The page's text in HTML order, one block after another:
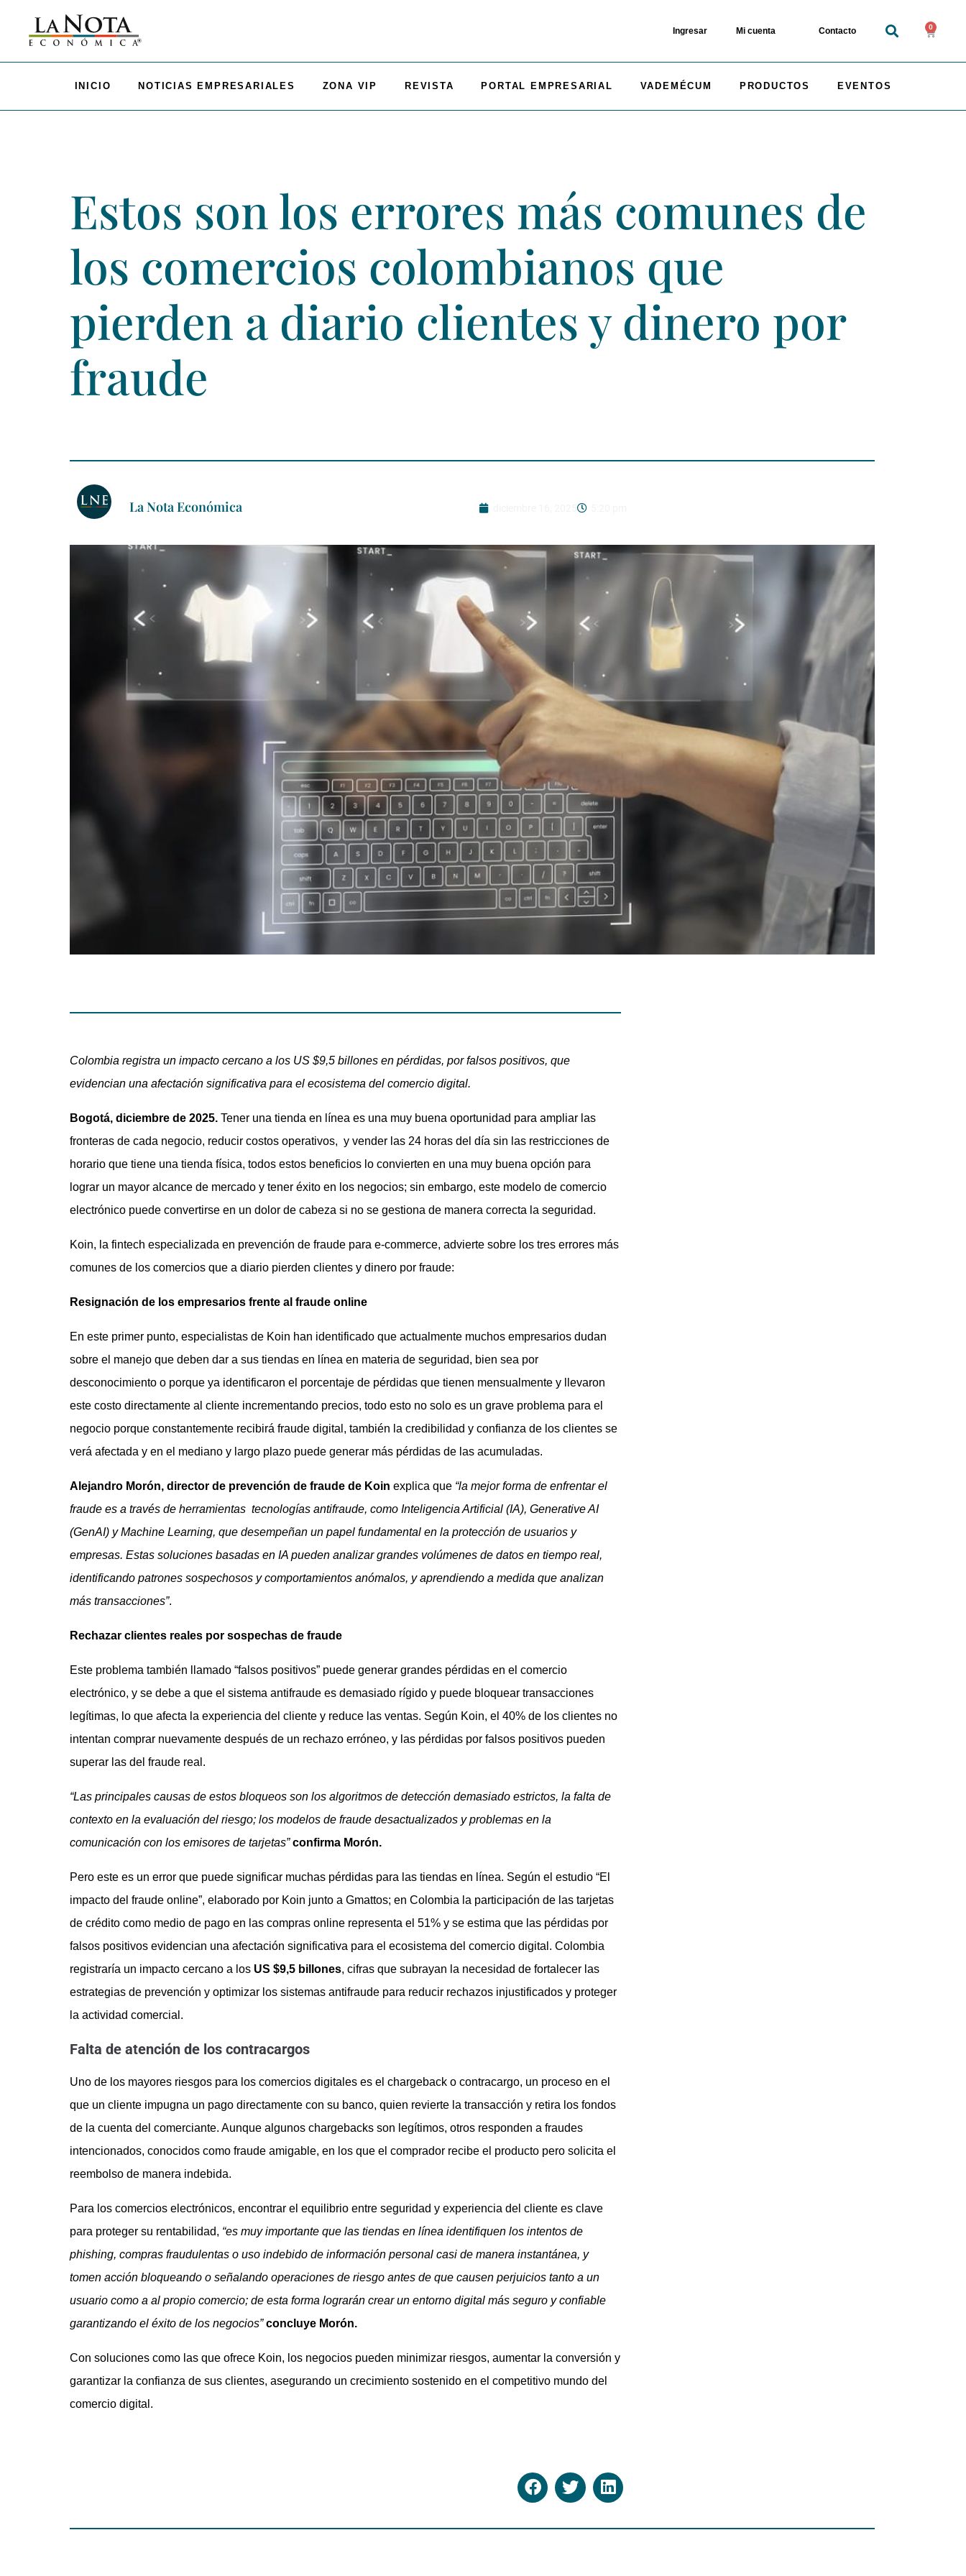
Ingresar Mi cuenta Contacto 0
INICIO NOTICIAS EMPRESARIALES ZONA VIP REVISTA PORTAL EMPRESARIAL VADEMÉCUM PRODUCTOS EVENTOS
Estos son los errores más comunes de
los comercios colombianos que
pierden a diario clientes y dinero por
fraude
La Nota Económica
Colombia registra un impacto cercano a los US $9,5 billones en pérdidas, por falsos positivos, que
evidencian una afectación significativa para el ecosistema del comercio digital.
Bogotá, diciembre de 2025. Tener una tienda en línea es una muy buena oportunidad para ampliar las
fronteras de cada negocio, reducir costos operativos, y vender las 24 horas del día sin las restricciones de
horario que tiene una tienda física, todos estos beneficios lo convierten en una muy buena opción para
lograr un mayor alcance de mercado y tener éxito en los negocios; sin embargo, este modelo de comercio
electrónico puede convertirse en un dolor de cabeza si no se gestiona de manera correcta la seguridad.
Koin, la fintech especializada en prevención de fraude para e-commerce, advierte sobre los tres errores más
comunes de los comercios que a diario pierden clientes y dinero por fraude:
Resignación de los empresarios frente al fraude online
En este primer punto, especialistas de Koin han identificado que actualmente muchos empresarios dudan
sobre el manejo que deben dar a sus tiendas en línea en materia de seguridad, bien sea por
desconocimiento o porque ya identificaron el porcentaje de pérdidas que tienen mensualmente y llevaron
este costo directamente al cliente incrementando precios, todo esto no solo es un grave problema para el
negocio porque constantemente recibirá fraude digital, también la credibilidad y confianza de los clientes se
verá afectada y en el mediano y largo plazo puede generar más pérdidas de las acumuladas.
Alejandro Morón, director de prevención de fraude de Koin explica que “la mejor forma de enfrentar el
fraude es a través de herramientas tecnologías antifraude, como Inteligencia Artificial (IA), Generative AI
(GenAI) y Machine Learning, que desempeñan un papel fundamental en la protección de usuarios y
empresas. Estas soluciones basadas en IA pueden analizar grandes volúmenes de datos en tiempo real,
identificando patrones sospechosos y comportamientos anómalos, y aprendiendo a medida que analizan
más transacciones”.
Rechazar clientes reales por sospechas de fraude
Este problema también llamado “falsos positivos” puede generar grandes pérdidas en el comercio
electrónico, y se debe a que el sistema antifraude es demasiado rígido y puede bloquear transacciones
legítimas, lo que afecta la experiencia del cliente y reduce las ventas. Según Koin, el 40% de los clientes no
intentan comprar nuevamente después de un rechazo erróneo, y las pérdidas por falsos positivos pueden
superar las del fraude real.
“Las principales causas de estos bloqueos son los algoritmos de detección demasiado estrictos, la falta de
contexto en la evaluación del riesgo; los modelos de fraude desactualizados y problemas en la
comunicación con los emisores de tarjetas”confirma Morón.
Pero este es un error que puede significar muchas pérdidas para las tiendas en línea. Según el estudio “El
impacto del fraude online”, elaborado por Koin junto a Gmattos; en Colombia la participación de las tarjetas
de crédito como medio de pago en las compras online representa el 51% y se estima que las pérdidas por
falsos positivos evidencian una afectación significativa para el ecosistema del comercio digital. Colombia
registraría un impacto cercano a los US $9,5 billones, cifras que subrayan la necesidad de fortalecer las
estrategias de prevención y optimizar los sistemas antifraude para reducir rechazos injustificados y proteger
la actividad comercial.
Falta de atención de los contracargos
Uno de los mayores riesgos para los comercios digitales es el chargeback o contracargo, un proceso en el
que un cliente impugna un pago directamente con su banco, quien revierte la transacción y retira los fondos
de la cuenta del comerciante. Aunque algunos chargebacks son legítimos, otros responden a fraudes
intencionados, conocidos como fraude amigable, en los que el comprador recibe el producto pero solicita el
reembolso de manera indebida.
Para los comercios electrónicos, encontrar el equilibrio entre seguridad y experiencia del cliente es clave
para proteger su rentabilidad, “es muy importante que las tiendas en línea identifiquen los intentos de
phishing, compras fraudulentas o uso indebido de información personal casi de manera instantánea, y
tomen acción bloqueando o señalando operaciones de riesgo antes de que causen perjuicios tanto a un
usuario como a al propio comercio; de esta forma lograrán crear un entorno digital más seguro y confiable
garantizando el éxito de los negocios” concluye Morón.
Con soluciones como las que ofrece Koin, los negocios pueden minimizar riesgos, aumentar la conversión y
garantizar la confianza de sus clientes, asegurando un crecimiento sostenido en el competitivo mundo del
comercio digital.